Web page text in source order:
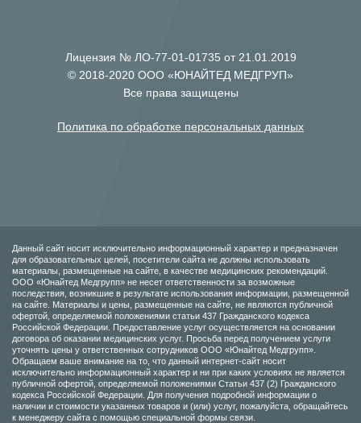
Лицензия № ЛО-77-01-01735 от 21.01.2019
© 2018-2020 ООО «ЮНАЙТЕД МЕДГРУП»
Все права защищены
Политика по обработке персональных данных
Данный сайт носит исключительно информационный характер и предназначен
для образовательных целей, посетители сайта не должны использовать
материалы, размещенные на сайте, в качестве медицинских рекомендаций.
ООО «Юнайтед Медгрупп» не несет ответственности за возможные
последствия, возникшие в результате использования информации, размещенной
на сайте. Материалы и цены, размещенные на сайте, не являются публичной
офертой, определяемой положениями статьи 437 Гражданского кодекса
Российской Федерации. Предоставление услуг осуществляется на основании
договора об оказании медицинских услуг. Просьба перед получением услуги
уточнять цены у ответственных сотрудников ООО «Юнайтед Медгрупп».
Обращаем ваше внимание на то, что данный интернет-сайт носит
исключительно информационный характер и ни при каких условиях не является
публичной офертой, определяемой положениями Статьи 437 (2) Гражданского
кодекса Российской Федерации. Для получения подробной информации о
наличии и стоимости указанных товаров и (или) услуг, пожалуйста, обращайтесь
к менеджеру сайта с помощью специальной формы связи.